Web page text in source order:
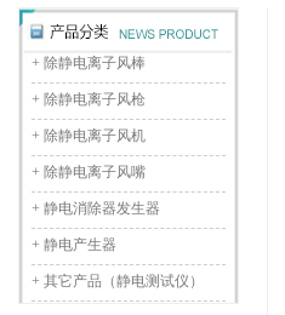
+ 除静电离子风棒
+ 除静电离子风枪
+ 除静电离子风机
+ 除静电离子风嘴
+ 静电消除器发生器
+ 静电产生器
+ 其它产品（静电测试仪）